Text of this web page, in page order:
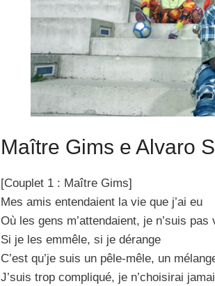
Maître Gims e Alvaro
[Couplet 1 : Maître Gims]
Mes amis entendaient la vie que j’ai eu
Où les gens m’attendaient, je n’suis pas
Si je les emmêle, si je dérange
C’est qu’je suis un pêle-mêle, un
J’suis trop compliqué, je n’choisirai